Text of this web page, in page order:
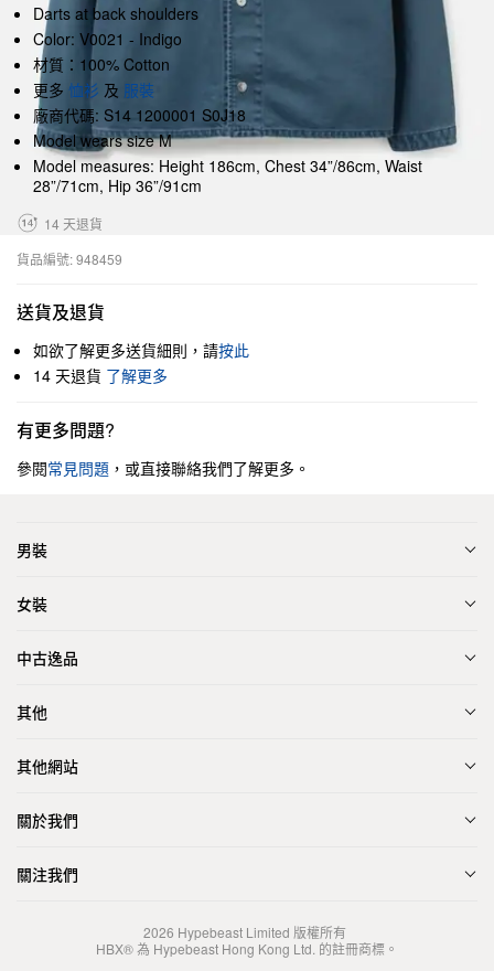
Darts at back shoulders
Color: V0021 - Indigo
材質：100% Cotton
更多 恤衫 及 服裝
廠商代碼: S14 1200001 S0J18
Model wears size M
Model measures: Height 186cm, Chest 34”/86cm, Waist
28”/71cm, Hip 36”/91cm
14 天退貨
貨品編號: 948459
送貨及退貨
如欲了解更多送貨細則，請按此
14 天退貨 了解更多
有更多問題?
參閱常見問題 ，或直接聯絡我們了解更多。
男裝
女裝
中古逸品
其他
其他網站
關於我們
關注我們
2026 Hypebeast Limited 版權所有
HBX® 為 Hypebeast Hong Kong Ltd. 的註冊商標。